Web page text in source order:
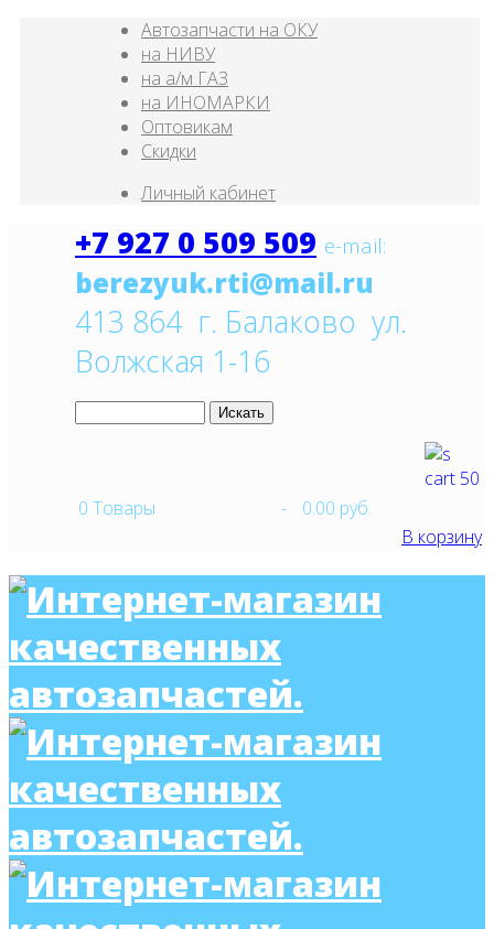
Автозапчасти на ОКУ
на НИВУ
на а/м ГАЗ
на ИНОМАРКИ
Оптовикам
Скидки
Личный кабинет
+7 927 0 509 509 e-mail:
413 864 г. Балаково ул.
Волжская 1-16
0 Товары -
0.00 руб.
В корзину